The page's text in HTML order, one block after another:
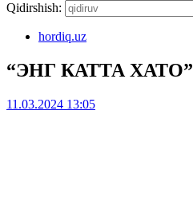
Qidirshish:
hordiq.uz
“ЭНГ КАТТА ХАТО”
11.03.2024 13:05